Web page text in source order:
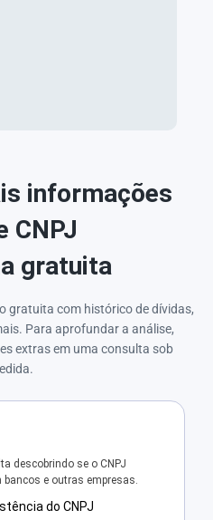
informações
CNPJ
gratuita
gratuita com histórico de dívidas,
Para aprofundar a análise,
extras em uma consulta sob
descobrindo se o CNPJ
e outras empresas.
do CNPJ